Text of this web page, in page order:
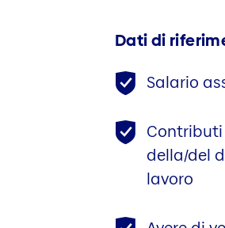
Dati di
Salario
della/del
lavoro